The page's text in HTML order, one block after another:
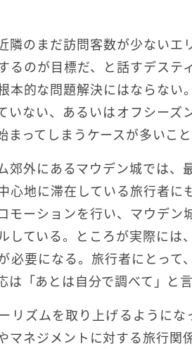
隣のまだ訪問客数が少ない
るのが目標だ、と話すデス
本的な問題解決にはならな
いない、あるいはオフシー
ってしまうケースが多いこと
郊外にあるマウデン城では
心地に滞在している旅行者
モーションを行い、マウデ
している。ところが実際に
必要になる。旅行者にとっ
は「あとは自分で調べて」と
リズムを取り上げるように
マネジメントに対する旅行